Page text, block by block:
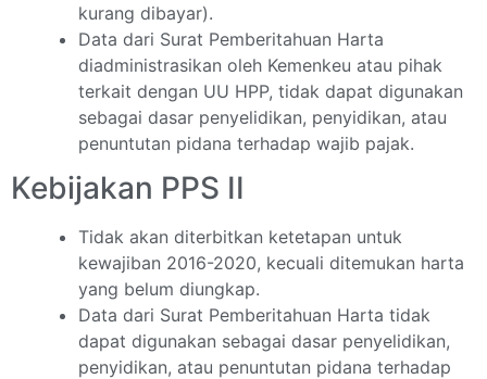
kurang dibayar).
Data dari Surat Pemberitahuan Harta
diadministrasikan oleh Kemenkeu atau pihak
terkait dengan UU HPP, tidak dapat digunakan
sebagai dasar penyelidikan, penyidikan, atau
penuntutan pidana terhadap wajib pajak.
Kebijakan PPS II
Tidak akan diterbitkan ketetapan untuk
kewajiban 2016-2020, kecuali ditemukan harta
yang belum diungkap.
Data dari Surat Pemberitahuan Harta tidak
dapat digunakan sebagai dasar penyelidikan,
penyidikan, atau penuntutan pidana terhadap